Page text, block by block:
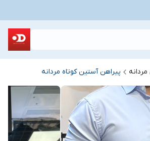
پیراهن آستین کوتاه مردانه